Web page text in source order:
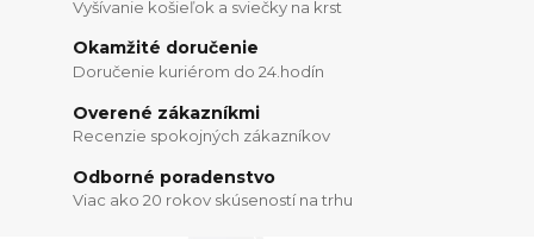
Vyšívanie košieľok a sviečky na krst
Okamžité doručenie
Doručenie kuriérom do 24.hodín
Overené zákazníkmi
Recenzie spokojných zákazníkov
Odborné poradenstvo
Viac ako 20 rokov skúseností na trhu